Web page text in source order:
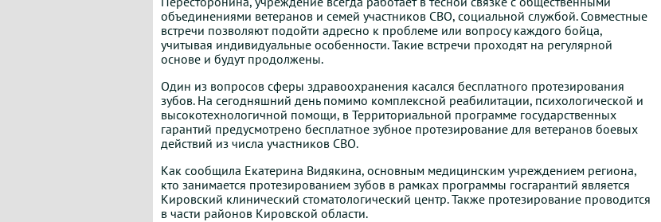
объединениями ветеранов и семей участников СВО, социальной службой. Совместные
встречи позволяют подойти адресно к проблеме или вопросу каждого бойца,
учитывая индивидуальные особенности. Такие встречи проходят на регулярной
основе и будут продолжены.
Один из вопросов сферы здравоохранения касался бесплатного протезирования
зубов. На сегодняшний день помимо комплексной реабилитации, психологической и
высокотехнологичной помощи, в Территориальной программе государственных
гарантий предусмотрено бесплатное зубное протезирование для ветеранов боевых
действий из числа участников СВО.
Как сообщила Екатерина Видякина, основным медицинским учреждением региона,
кто занимается протезированием зубов в рамках программы госгарантий является
Кировский клинический стоматологический центр. Также протезирование проводится
в части районов Кировской области.